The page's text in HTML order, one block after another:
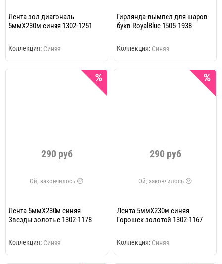
Лента зол диагональ
5ммХ230м синяя 1302-1251
Коллекция: Синяя
Гирлянда-вымпел для шаров-
букв RoyalBlue 1505-1938
Коллекция: Синяя
290 руб
Лента 5ммХ230м синяя
Звезды золотые 1302-1178
Коллекция: Синяя
290 руб
Лента 5ммХ230м синяя
Горошек золотой 1302-1167
Коллекция: Синяя